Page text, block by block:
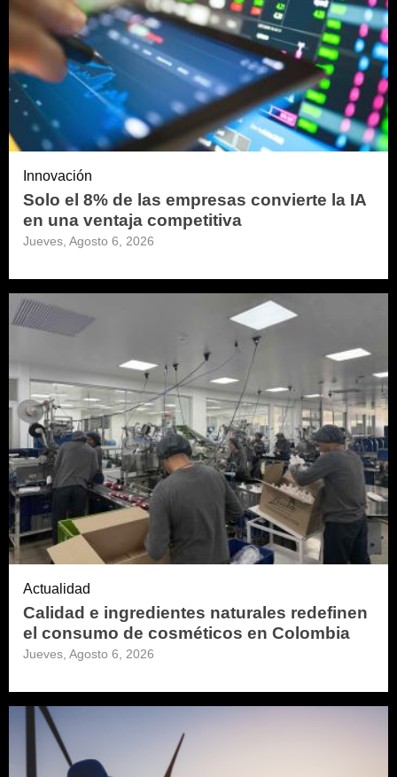
Innovación
Solo el 8% de las empresas convierte la IA
en una ventaja competitiva
Jueves, Agosto 6, 2026
Actualidad
Calidad e ingredientes naturales redefinen
el consumo de cosméticos en Colombia
Jueves, Agosto 6, 2026